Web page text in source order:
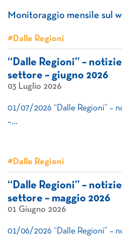
Monitoraggio mensile sul
#Dalle Regioni
“Dalle Regioni” –
settore – giugno 2026
03 Luglio 2026
01/07/2026 “Dalle Regioni” –
–…
#Dalle Regioni
“Dalle Regioni” –
settore – maggio 2026
01 Giugno 2026
01/06/2026 “Dalle Regioni” –